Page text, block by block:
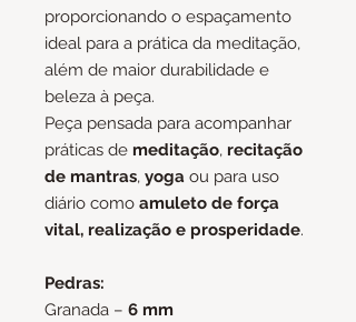
proporcionando o espaçamento
ideal para a prática da meditação,
além de maior durabilidade e
beleza à peça.
Peça pensada para acompanhar
práticas de meditação, recitação
de mantras, yoga ou para uso
diário como amuleto de força
vital, realização e prosperidade.
Pedras:
Granada – 6 mm